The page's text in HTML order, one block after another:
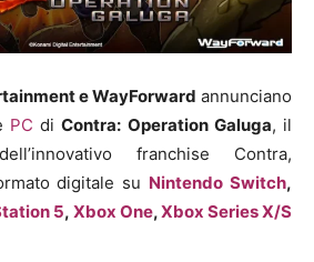
e WayForward annunciano
PC diContra: Operation Galuga, il
franchise Contra,
digitale su Nintendo Switch,
5, Xbox One,Xbox Series X/S